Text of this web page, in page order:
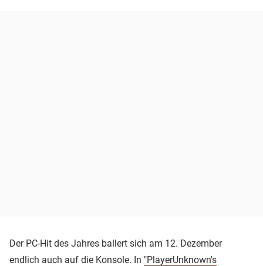
Der PC-Hit des Jahres ballert sich am 12. Dezember
endlich auch auf die Konsole. In "PlayerUnknown's